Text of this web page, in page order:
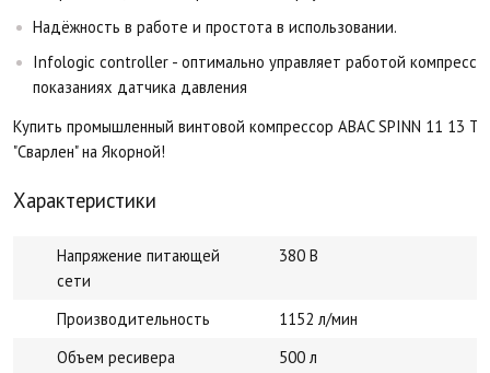
Надёжность в работе и простота в использовании.
Infologic controller - оптимально управляет работой
показаниях датчика давления
Купить промышленный винтовой компрессор ABAC SPINN 11 13
"Сварлен" на Якорной!
Характеристики
Напряжение питающей
сети
380 В
Производительность
1152 л/мин
Объем ресивера
500 л